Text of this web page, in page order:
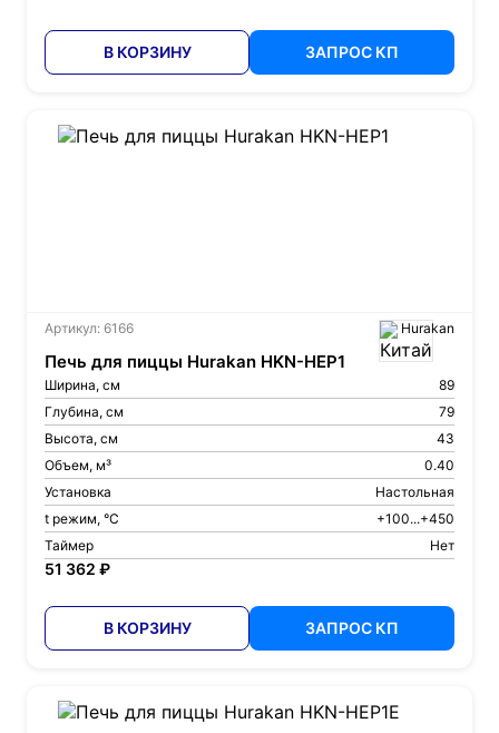
В КОРЗИНУ ЗАПРОС КП
Артикул: 6166 Hurakan
Печь для пиццы Hurakan HKN-HEP1
Ширина, см
89
Глубина, см
79
Высота, см
43
Объем, м³
0.40
Установка
Настольная
t режим, °С
+100...+450
Таймер
Нет
51 362 ₽
В КОРЗИНУ ЗАПРОС КП